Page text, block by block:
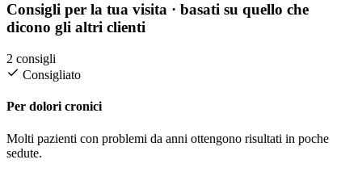
Consigli per la tua visita · basati su quello che
dicono gli altri clienti
2 consigli
Consigliato
Per dolori cronici
Molti pazienti con problemi da anni ottengono risultati in poche
sedute.